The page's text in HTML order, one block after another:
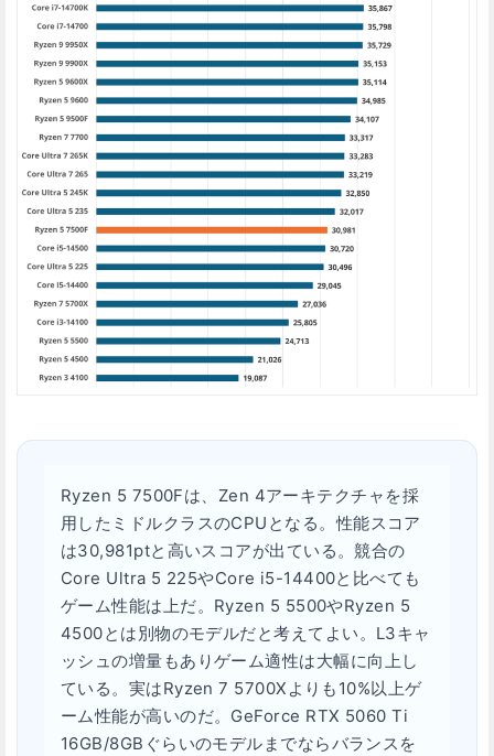
Ryzen 5 7500Fは、Zen 4アーキテクチャを採
用したミドルクラスのCPUとなる。性能スコア
は30,981ptと高いスコアが出ている。競合の
Core Ultra 5 225やCore i5-14400と比べても
ゲーム性能は上だ。Ryzen 5 5500やRyzen 5
4500とは別物のモデルだと考えてよい。L3キャ
ッシュの増量もありゲーム適性は大幅に向上し
ている。実はRyzen 7 5700Xよりも10%以上ゲ
ーム性能が高いのだ。GeForce RTX 5060 Ti
16GB/8GBぐらいのモデルまでならバランスを